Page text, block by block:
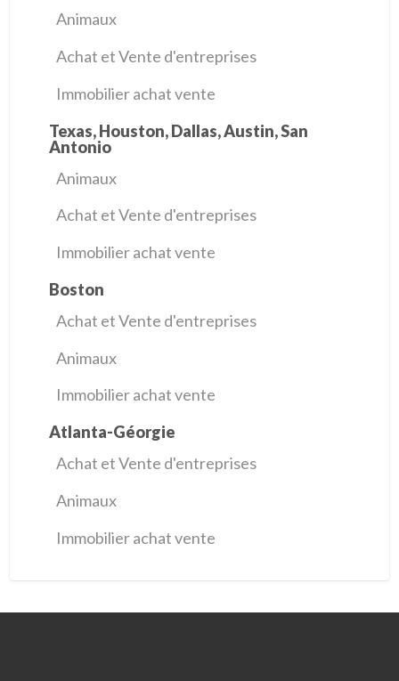
Animaux
Achat et Vente d'entreprises
Immobilier achat vente
Texas, Houston, Dallas, Austin, San
Antonio
Animaux
Achat et Vente d'entreprises
Immobilier achat vente
Boston
Achat et Vente d'entreprises
Animaux
Immobilier achat vente
Atlanta-Géorgie
Achat et Vente d'entreprises
Animaux
Immobilier achat vente